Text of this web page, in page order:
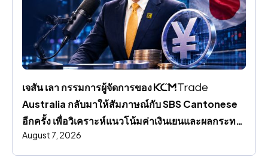
เจสัน เลา กรรมการผู้จัดการของ
Australia กลับมาให้สัมภาษณ์กับ SBS Cantonese
อีกครั้ง เพื่อวิเคราะห์แนวโน้มค่าเงินเยนและผลกระทบ
ต่อตลาดโลก
August 7, 2026